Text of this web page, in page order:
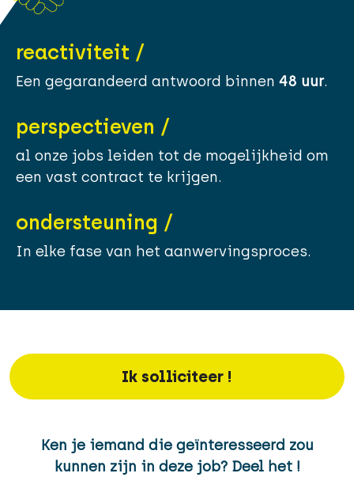
reactiviteit /
Een gegarandeerd antwoord binnen48 uur.
perspectieven /
al onze jobs leiden tot de mogelijkheid om
een vast contract te krijgen.
ondersteuning /
In elke fase van het aanwervingsproces.
Ik solliciteer !
Ken je iemand die geïnteresseerd zou
kunnen zijn in deze job? Deel het !